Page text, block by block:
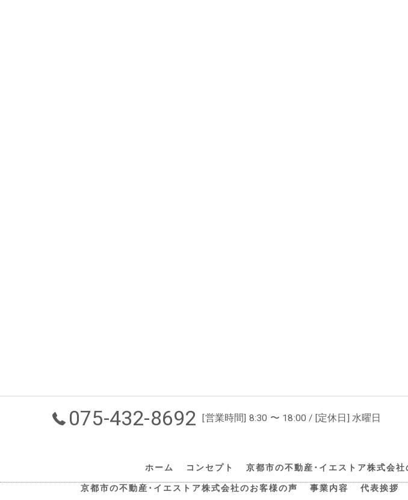
075-432-8692 [営業時間] 8:30 〜 18:00 / [定休日] 水曜日
ホーム コンセプト 京都市の不動産･イエストア株式会社
京都市の不動産･イエストア株式会社のお客様の声 事業内容 代表挨拶